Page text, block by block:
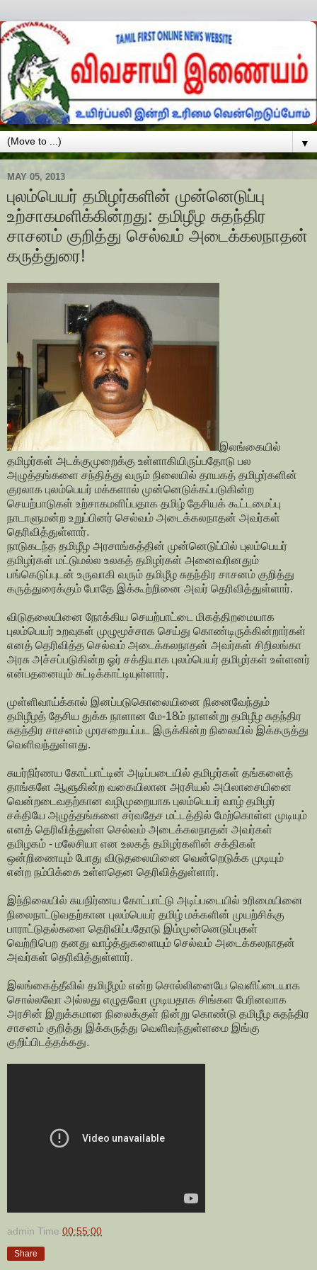
▼
MAY 05, 2013
புலம்பெயர் தமிழர்களின் முன்னெடுப்பு
உற்சாகமளிக்கின்றது: தமிழீழ சுதந்திர
சாசனம் குறித்து செல்வம் அடைக்கலநாதன்
கருத்துரை!
இலங்கையில்
தமிழர்கள் அடக்குமுறைக்கு உள்ளாகியிருப்பதோடு பல
அழுத்தங்களை சந்தித்து வரும் நிலையில் தாயகத் தமிழர்களின்
குரலாக புலம்பெயர் மக்களால் முன்னெடுக்கப்படுகின்ற
செயற்பாடுகள் உற்சாகமளிப்பதாக தமிழ் தேசியக் கூட்டமைப்பு
நாடாளுமன்ற உறுப்பினர் செல்வம் அடைக்கலநாதன் அவர்கள்
தெரிவித்துள்ளார்.
நாடுகடந்த தமிழீழ அரசாங்கத்தின் முன்னெடுப்பில் புலம்பெயர்
தமிழர்கள் மட்டுமல்ல உலகத் தமிழர்கள் அனைவரினதும்
பங்கெடுப்புடன் உருவாகி வரும் தமிழீழ சுதந்திர சாசனம் குறித்து
கருத்துரைக்கும் போதே இக்கூற்றினை அவர் தெரிவித்துள்ளார்.
விடுதலையினை நோக்கிய செயற்பாட்டை மிகத்திறமையாக
புலம்பெயர் உறவுகள் முழுமூச்சாக செய்து கொண்டிருக்கின்றார்கள்
எனத் தெரிவித்த செல்வம் அடைக்கலநாதன் அவர்கள் சிறிலங்கா
அரசு அச்சப்படுகின்ற ஓர் சக்தியாக புலம்பெயர் தமிழர்கள் உள்ளனர்
என்பதனையும் சுட்டிக்காட்டியுள்ளார்.
முள்ளிவாய்க்கால் இனப்படுகொலையினை நினைவேந்தும்
தமிழீழத் தேசிய துக்க நாளான மே-18ம் நாளன்று தமிழீழ சுதந்திர
சுதந்திர சாசனம் முரசறையப்பட இருக்கின்ற நிலையில் இக்கருத்து
வெளிவந்துள்ளது.
சுயர்நிர்ணய கோட்பாட்டின் அடிப்படையில் தமிழர்கள் தங்களைத்
தாங்களே ஆளுகின்ற வகையிலான அரசியல் அபிலாசையினை
வென்றடைவதற்கான வழிமுறையாக புலம்பெயர் வாழ் தமிழர்
சக்தியே அழுத்தங்களை சர்வதேச மட்டத்தில் மேற்கொள்ள முடியும்
எனத் தெரிவித்துள்ள செல்வம் அடைக்கலநாதன் அவர்கள்
தமிழகம் - மலேசியா என உலகத் தமிழர்களின் சக்திகள்
ஒன்றிணையும் போது விடுதலையினை வென்றெடுக்க முடியும்
என்ற நம்பிக்கை உள்ளதென தெரிவித்துள்ளார்.
இந்நிலையில் சுயநிர்ணய கோட்பாட்டு அடிப்படையில் உரிமையினை
நிலைநாட்டுவதற்கான புலம்பெயர் தமிழ் மக்களின் முயற்சிக்கு
பாராட்டுதல்களை தெரிவிப்பதோடு இம்முன்னெடுப்புகள்
வெற்றிபெற தனது வாழ்த்துகளையும் செல்வம் அடைக்கலநாதன்
அவர்கள் தெரிவித்துள்ளார்.
இலங்கைத்தீவில் தமிழீழம் என்ற சொல்லினையே வெளிப்டையாக
சொல்லவோ அல்லது எழுதவோ முடியதாக சிங்கள பேரினவாக
அரசின் இறுக்கமான நிலைக்குள் நின்று கொண்டு தமிழீழ சுதந்திர
சாசனம் குறித்து இக்கருத்து வெளிவந்துள்ளமை இங்கு
குறிப்பிடத்தக்கது.
admin Time 00:55:00
Share